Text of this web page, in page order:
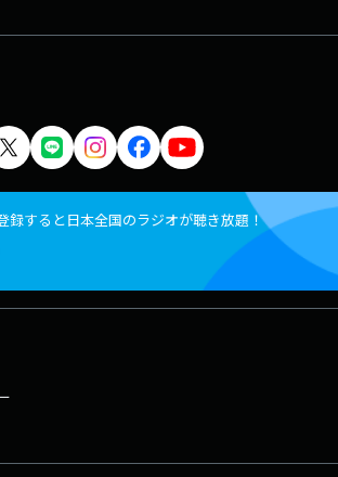
録すると日本全国のラジオが聴き放題！